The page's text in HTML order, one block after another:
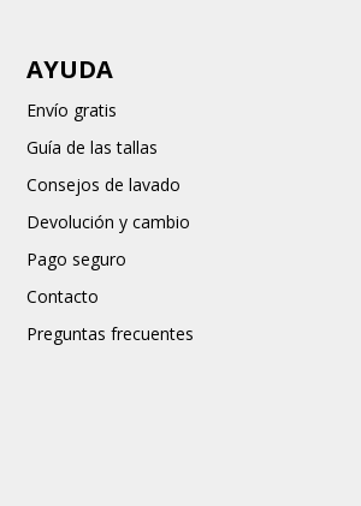
AYUDA
Envío gratis
Guía de las tallas
Consejos de lavado
Devolución y cambio
Pago seguro
Contacto
Preguntas frecuentes